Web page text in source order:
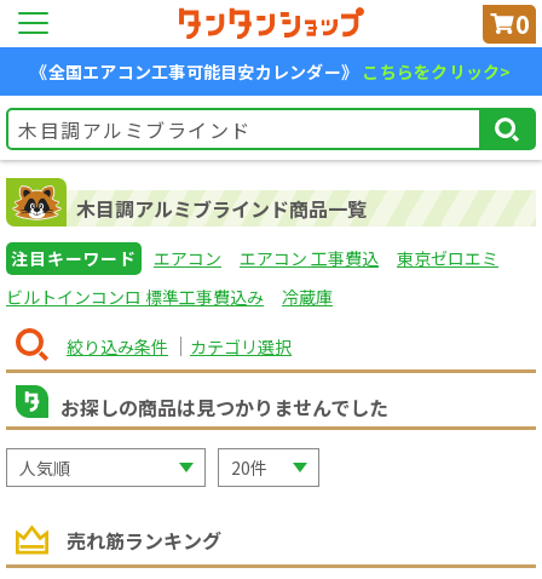
0
《全国エアコン工事可能目安カレンダー》 こちらをクリック>
木目調アルミブラインド商品一覧
注目キーワード エアコン エアコン 工事費込
東京ゼロエミ
ビルトインコンロ 標準工事費込み
冷蔵庫
絞り込み条件 カテゴリ選択
お探しの商品は見つかりませんでした
売れ筋ランキング